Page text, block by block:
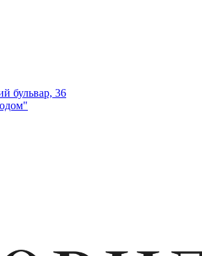
бульвар, 36